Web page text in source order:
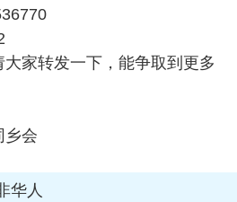
大家转发一下，能争取到更多
乡会
华人